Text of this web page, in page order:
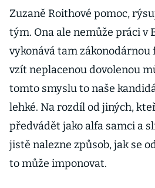
Zuzaně Roithové pomoc,
tým. Ona ale nemůže práci v
vykonává tam zákonodárnou
vzít neplacenou dovolenou
tomto smyslu to naše
lehké. Na rozdíl od jiných,
předvádět jako alfa samci a
jistě nalezne způsob, jak se
to může imponovat.